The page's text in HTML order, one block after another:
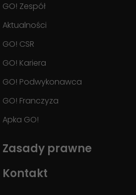
GO! Zespół
Aktualności
GO! CSR
GO! Kariera
GO! Podwykonawca
GO! Franczyza
Apka GO!
Zasady prawne
Kontakt